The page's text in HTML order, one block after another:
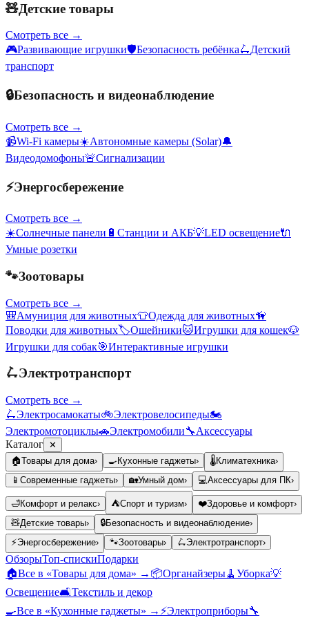
🧸Детские товары
Смотреть все →
🎮Развивающие игрушки🛡️Безопасность ребёнка🛴Детский
транспорт
🔒Безопасность и видеонаблюдение
Смотреть все →
📹Wi-Fi камеры☀️Автономные камеры (Solar)🔔
Видеодомофоны🚨Сигнализации
⚡Энергосбережение
Смотреть все →
☀️Солнечные панели 🔋 Станции и АКБ💡LED освещение🔌
Умные розетки
🐾Зоотовары
Смотреть все →
🎒Амуниция для животных👕Одежда для животных🦮
Поводки для животных🏷️Ошейники🐱Игрушки для кошек🐶
Игрушки для собак🎯Интерактивные игрушки
🛴Электротранспорт
Смотреть все →
🛴Электросамокаты🚲Электровелосипеды🏍️
Электромотоциклы🚗Электромобили🔧Аксессуары
Каталог ✕
🏠Товары для дома› 🍳Кухонные гаджеты› 🌡️Климатехника›
📱 Современные гаджеты› 🏡Умный дом› 💻Аксессуары для ПК›
🛁Комфорт и релакс› ⛺Спорт и туризм› ❤️Здоровье и комфорт›
🧸Детские товары› 🔒Безопасность и видеонаблюдение›
⚡Энергосбережение› 🐾Зоотовары› 🛴Электротранспорт›
ОбзорыТоп-спискиПодарки
🏠Все в «Товары для дома» → 📦Органайзеры🧹 Уборка💡
Освещение🛋️Текстиль и декор
🍳Все в «Кухонные гаджеты» → ⚡Электроприборы🔧